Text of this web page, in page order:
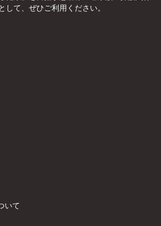
て、ぜひご利用ください。
いて